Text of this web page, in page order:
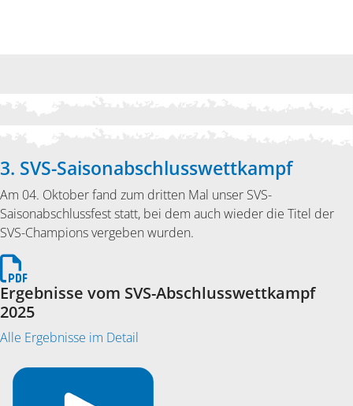
3. SVS-Saisonabschlusswettkampf
Am 04. Oktober fand zum dritten Mal unser SVS-
Saisonabschlussfest statt, bei dem auch wieder die Titel der
SVS-Champions vergeben wurden.
Ergebnisse vom SVS-Abschlusswettkampf
2025
Alle Ergebnisse im Detail